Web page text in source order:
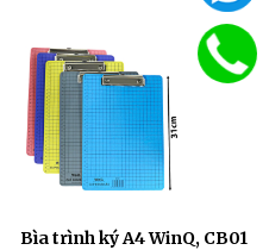
Bìa trình ký A4 WinQ, CB01